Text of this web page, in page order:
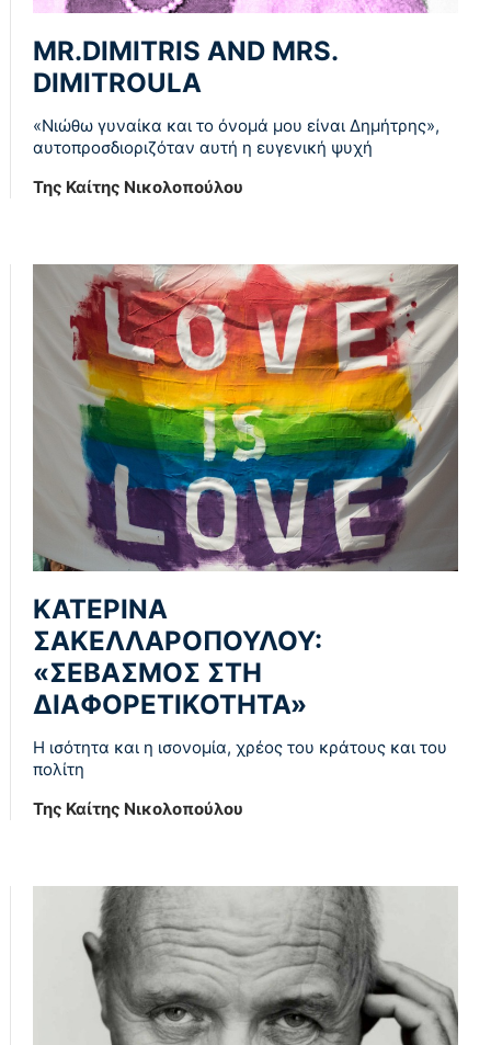
MR.DIMITRIS AND MRS.
DIMITROULA
«Νιώθω γυναίκα και το όνομά μου είναι Δημήτρης»,
αυτοπροσδιοριζόταν αυτή η ευγενική ψυχή
Της Καίτης Νικολοπούλου
ΚΑΤΕΡΙΝΑ
ΣΑΚΕΛΛΑΡΟΠΟΥΛΟΥ:
«ΣΕΒΑΣΜΟΣ ΣΤΗ
ΔΙΑΦΟΡΕΤΙΚΟΤΗΤΑ»
Η ισότητα και η ισονομία, χρέος του κράτους και του
πολίτη
Της Καίτης Νικολοπούλου